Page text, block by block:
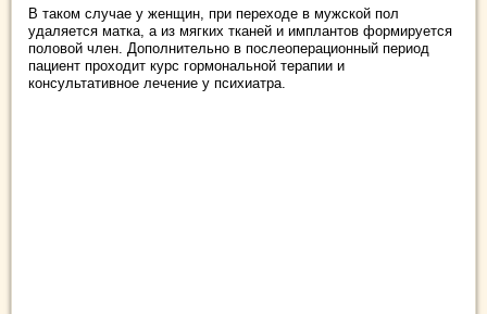
В таком случае у женщин, при переходе в мужской пол
удаляется матка, а из мягких тканей и имплантов формируется
половой член. Дополнительно в послеоперационный период
пациент проходит курс гормональной терапии и
консультативное лечение у психиатра.